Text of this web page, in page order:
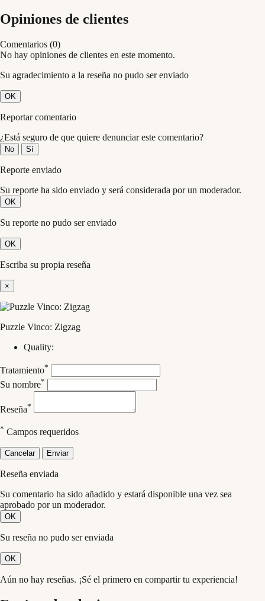
Opiniones de clientes
Comentarios (0)
No hay opiniones de clientes en este momento.
Su agradecimiento a la reseña no pudo ser enviado
OK
Reportar comentario
¿Está seguro de que quiere denunciar este comentario?
No Sí
Reporte enviado
Su reporte ha sido enviado y será considerada por un moderador.
OK
Su reporte no pudo ser enviado
OK
Escriba su propia reseña
×
Puzzle Vinco: Zigzag
Quality:
Tratamiento*
Su nombre*
Reseña*
* Campos requeridos
Cancelar Enviar
Reseña enviada
Su comentario ha sido añadido y estará disponible una vez sea
aprobado por un moderador.
OK
Su reseña no pudo ser enviada
OK
Aún no hay reseñas. ¡Sé el primero en compartir tu experiencia!